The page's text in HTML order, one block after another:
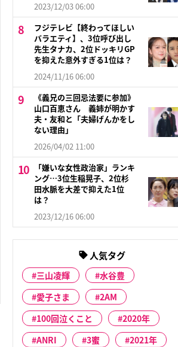
2023/12/03 06:00
フジテレビ【終わってほしい
バラエティ】、3位呼び出し
先生タナカ、2位ドッキリGP
を抑えた意外すぎる1位は？
2024/11/16 06:00
《義兄の三回忌法要に参加》
山口百恵さん 義姉が明かす
夫・友和と「夫婦げんかをし
ない理由」
2026/04/02 11:00
「嫌いな女性政治家」ランキ
ング…3位生稲晃子、2位杉
田水脈を大差で抑えた1位
は？
2023/12/16 06:00
人気タグ
三山凌輝
水谷豊
愛子さま
2AM
100回泣くこと
2020年
ANRI
3蜜
2021年